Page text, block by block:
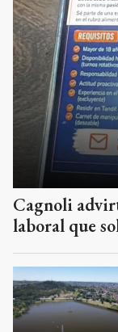
Cagnoli
laboral que